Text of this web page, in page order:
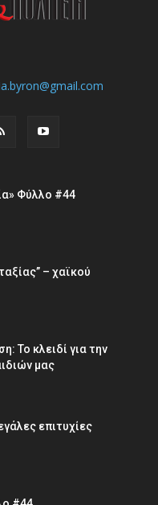
Φύλλο #44
– χαϊκού
Το κλειδί για την
µας
επιτυχίες